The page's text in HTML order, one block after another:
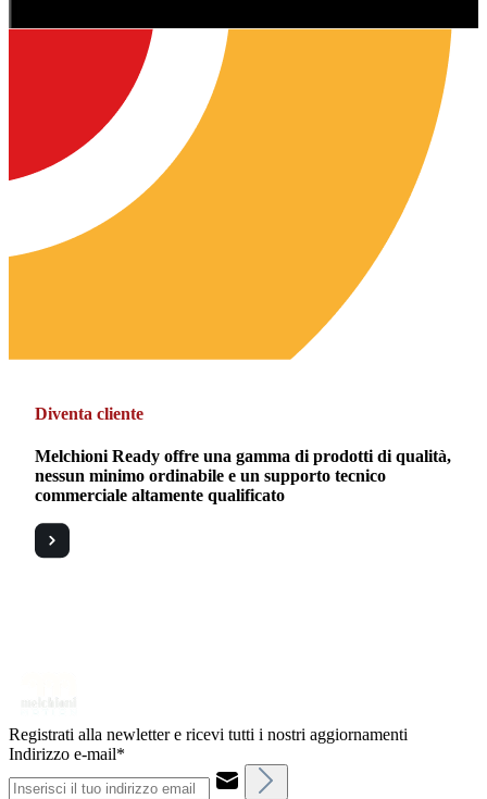
Diventa cliente
Melchioni Ready offre una gamma di prodotti di qualità,
nessun minimo ordinabile e un supporto tecnico
commerciale altamente qualificato
Registrati alla newletter e ricevi tutti i nostri aggiornamenti
Indirizzo e-mail*